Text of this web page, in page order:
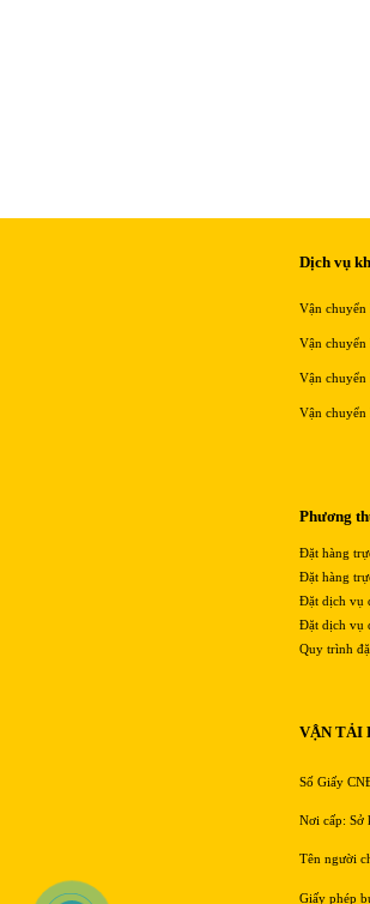
Dịch vụ
Vận
Vận chuyển
Vận chuyển
Vận chuyển
Phương
Đặt hàng
Đặt hàng
Đặt dịch vụ
Đặt dịch vụ
Quy trình
VẬN TẢI
Số Giấy
Nơi cấp: Sở
Tên người
Giấy phép